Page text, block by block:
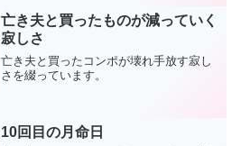
亡き夫と買ったものが減っていく
寂しさ
亡き夫と買ったコンポが壊れ手放す寂し
さを綴っています。
10回目の月命日